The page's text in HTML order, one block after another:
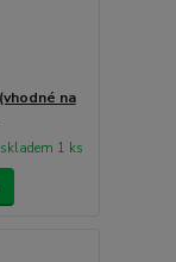
na
skladem 1 ks